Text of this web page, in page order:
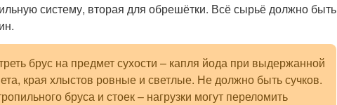
систему, вторая для обрешётки. Всё сырьё должно быть
брус на предмет сухости – капля йода при выдержанной
края хлыстов ровные и светлые. Не должно быть сучков.
бруса и стоек – нагрузки могут переломить